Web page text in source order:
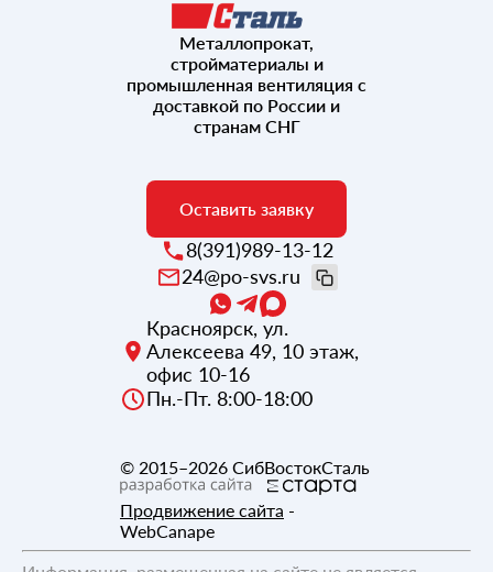
Металлопрокат,
стройматериалы и
промышленная вентиляция с
доставкой по России и
странам СНГ
Оставить заявку
8(391)989-13-12
24@po-svs.ru
Красноярск, ул.
Алексеева 49, 10 этаж,
офис 10-16
Пн.-Пт. 8:00-18:00
© 2015–2026 СибВостокСталь
Продвижение сайта -
WebCanape